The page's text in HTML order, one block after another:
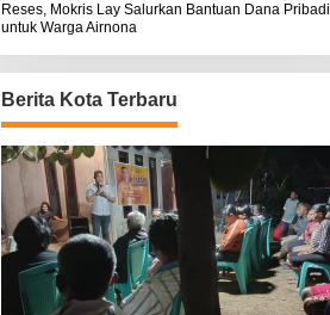
Reses, Mokris Lay Salurkan Bantuan Dana Pribadi
untuk Warga Airnona
Berita Kota Terbaru